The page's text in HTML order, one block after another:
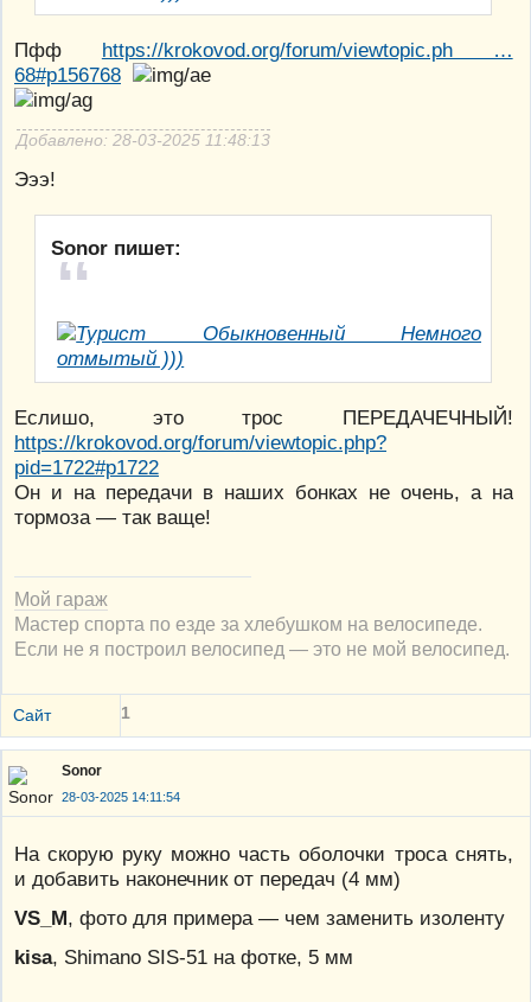
Пфф https://krokovod.org/forum/viewtopic.ph …
68#p156768
Добавлено: 28-03-2025 11:48:13
Эээ!
Sonor пишет:
Еслишо, это трос ПЕРЕДАЧЕЧНЫЙ!
https://krokovod.org/forum/viewtopic.php?
pid=1722#p1722
Он и на передачи в наших бонках не очень, а на
тормоза — так ваще!
Мой гараж
Мастер спорта по езде за хлебушком на велосипеде.
Если не я построил велосипед — это не мой велосипед.
Сайт 1
Sonor
28-03-2025 14:11:54
На скорую руку можно часть оболочки троса снять,
и добавить наконечник от передач (4 мм)
VS_M, фото для примера — чем заменить изоленту
kisa, Shimano SIS-51 на фотке, 5 мм